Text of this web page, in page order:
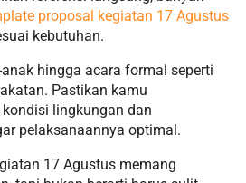
proposal kegiatan 17 Agustus
kebutuhan.
hingga acara formal seperti
Pastikan kamu
lingkungan dan
pelaksanaannya optimal.
17 Agustus memang